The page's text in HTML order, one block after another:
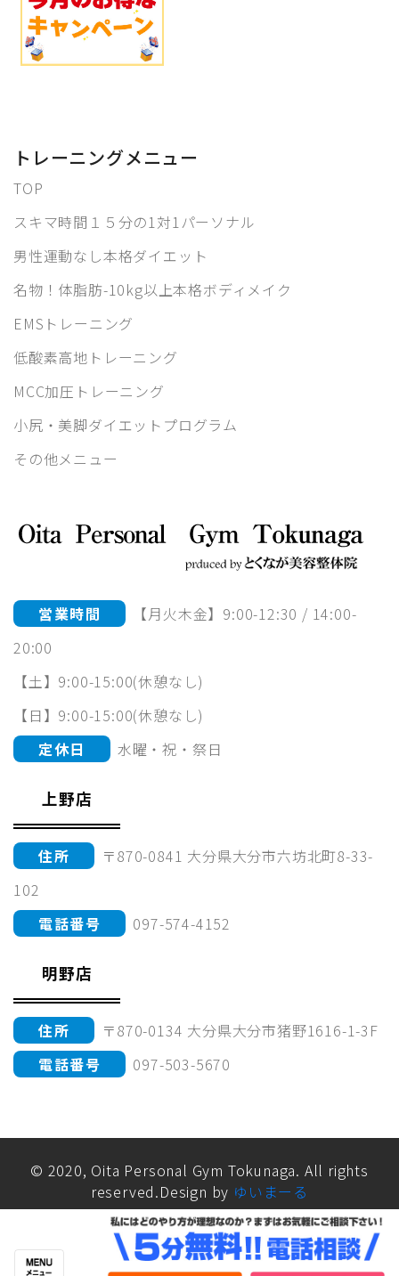
トレーニングメニュー
TOP
スキマ時間１５分の1対1パーソナル
男性運動なし本格ダイエット
名物！体脂肪-10kg以上本格ボディメイク
EMSトレーニング
低酸素高地トレーニング
MCC加圧トレーニング
小尻・美脚ダイエットプログラム
その他メニュー
営業時間
【月火木金】9:00-12:30 / 14:00-
20:00
【土】9:00-15:00(休憩なし)
【日】9:00-15:00(休憩なし)
定休日
水曜・祝・祭日
上野店
住所
〒870-0841 大分県大分市六坊北町8-33-
102
電話番号
097-574-4152
明野店
住所
〒870-0134 大分県大分市猪野1616-1-3F
電話番号
097-503-5670
© 2020, Oita Personal Gym Tokunaga. All rights
reserved.Design by ゆいまーる